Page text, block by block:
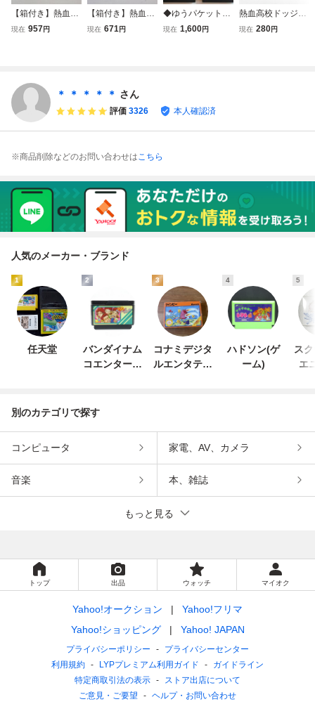
【箱付き】熱血高
校ドッジボール部
現在 957円
【箱付き】熱血高
校ドッジボール部
現在 671円
◆ゆうパケットポ
スト送料無料◆FC
現在 1,600円
熱血高校ドッジボ
ール部 サッカー編
現在 280円
＊ ＊ ＊ ＊ ＊ さん
評価 3326 本人確認済
※商品削除などのお問い合わせはこちら
人気のメーカー・ブランド
1
任天堂
2
バンダイナム
コエンターテ
3
コナミデジタ
ルエンタテイ
4
ハドソン(ゲ
ーム)
5
ス
エ
別のカテゴリで探す
コンピュータ 家電、AV、カメラ
音楽 本、雑誌
もっと見る
トップ 出品 ウォッチ マイオク
Yahoo!オークション
Yahoo!フリマ
Yahoo!ショッピング
Yahoo! JAPAN
プライバシーポリシー
プライバシーセンター
利用規約
LYPプレミアム利用ガイド
ガイドライン
特定商取引法の表示
ストア出店について
ご意見・ご要望
ヘルプ・お問い合わせ